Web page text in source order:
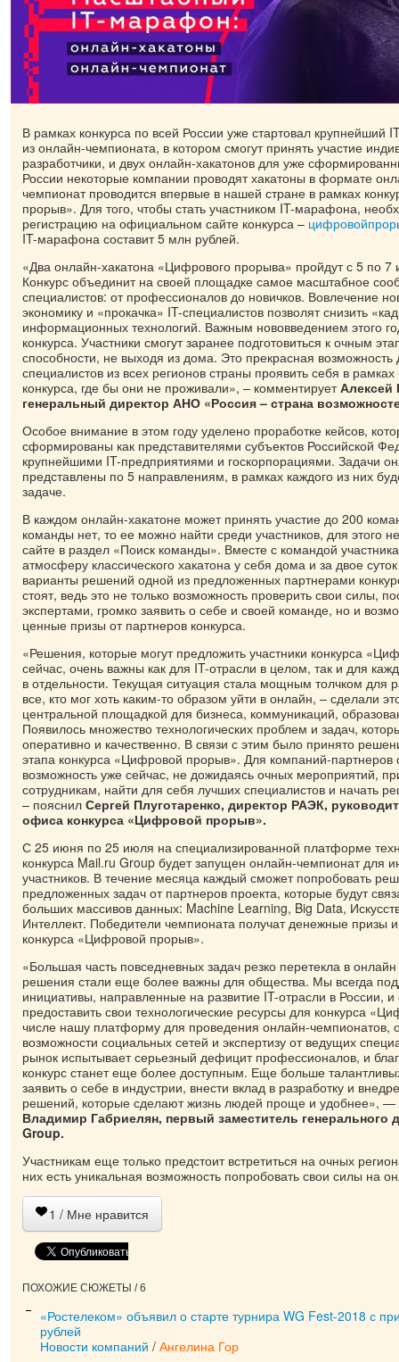
В рамках конкурса по всей России уже стартовал крупнейший
из онлайн-чемпионата, в котором смогут принять участие
разработчики, и двух онлайн-хакатонов для уже
России некоторые компании проводят хакатоны в формате
чемпионат проводится впервые в нашей стране в рамках
прорыв». Для того, чтобы стать участником IT-марафона,
регистрацию на официальном сайте конкурса –
IT-марафона составит 5 млн рублей.
«Два онлайн-хакатона «Цифрового прорыва» пройдут с 5 по
Конкурс объединит на своей площадке самое масштабное
специалистов: от профессионалов до новичков. Вовлечение
экономику и «прокачка» IT-специалистов позволят снизить
информационных технологий. Важным нововведением этого
конкурса. Участники смогут заранее подготовиться к очным
способности, не выходя из дома. Это прекрасная возможность
специалистов из всех регионов страны проявить себя в
конкурса, где бы они не проживали», – комментируетАлексей
генеральный директор АНО «Россия – страна
Особое внимание в этом году уделено проработке кейсов,
сформированы как представителями субъектов Российской
крупнейшими IT-предприятиями и госкорпорациями. Задачи
представлены по 5 направлениям, в рамках каждого из них
задаче.
В каждом онлайн-хакатоне может принять участие до 200
команды нет, то ее можно найти среди участников, для этого
сайте в раздел «Поиск команды». Вместе с командой
атмосферу классического хакатона у себя дома и за двое
варианты решений одной из предложенных партнерами
стоят, ведь это не только возможность проверить свои силы,
экспертами, громко заявить о себе и своей команде, но и
ценные призы от партнеров конкурса.
«Решения, которые могут предложить участники конкурса
сейчас, очень важны как для IT-отрасли в целом, так и для
в отдельности. Текущая ситуация стала мощным толчком для
все, кто мог хоть каким-то образом уйти в онлайн, – сделали
центральной площадкой для бизнеса, коммуникаций,
Появилось множество технологических проблем и задач,
оперативно и качественно. В связи с этим было принято
этапа конкурса «Цифровой прорыв». Для компаний-партнеров
возможность уже сейчас, не дожидаясь очных мероприятий,
сотрудникам, найти для себя лучших специалистов и начать
– пояснил Сергей Плуготаренко, директор РАЭК,
офиса конкурса «Цифровой прорыв».
С 25 июня по 25 июля на специализированной платформе
конкурса Mail.ru Group будет запущен онлайн-чемпионат для
участников. В течение месяца каждый сможет попробовать
предложенных задач от партнеров проекта, которые будут
больших массивов данных: Machine Learning, Big Data,
Интеллект. Победители чемпионата получат денежные призы
конкурса «Цифровой прорыв».
«Большая часть повседневных задач резко перетекла в
решения стали еще более важны для общества. Мы всегда
инициативы, направленные на развитие IT-отрасли в России,
предоставить свои технологические ресурсы для конкурса
числе нашу платформу для проведения онлайн-чемпионатов,
возможности социальных сетей и экспертизу от ведущих
рынок испытывает серьезный дефицит профессионалов, и
конкурс станет еще более доступным. Еще больше
заявить о себе в индустрии, внести вклад в разработку и
решений, которые сделают жизнь людей проще и удобнее», —
Владимир Габриелян, первый заместитель генерального
Group.
Участникам еще только предстоит встретиться на очных
них есть уникальная возможность попробовать свои силы на
1 / Мне нравится
ПОХОЖИЕ СЮЖЕТЫ / 6
«Ростелеком» объявил о старте турнира WG Fest-2018 с
рублей
Новости компаний / Ангелина Гор